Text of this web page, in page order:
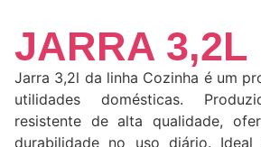
JARRA 3,2L
Jarra 3,2l da linha Cozinha é um
utilidades domésticas.
resistente de alta qualidade,
durabilidade no uso diário. Ideal